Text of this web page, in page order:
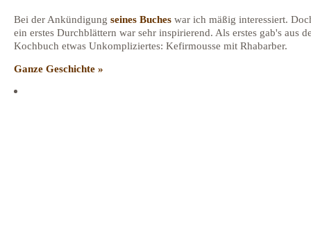
Bei der Ankündigung seines Buches war ich mäßig interessiert.
ein erstes Durchblättern war sehr inspirierend. Als erstes gab's aus
Kochbuch etwas Unkompliziertes: Kefirmousse mit Rhabarber.
Ganze Geschichte »